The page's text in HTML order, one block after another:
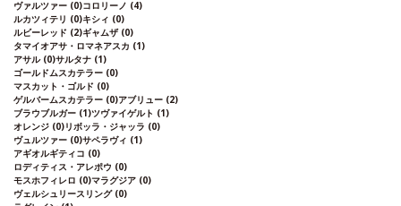
ヴァルツァー (0)コロリーノ (4)
ルカツィテリ (0)キシィ (0)
ルビーレッド (2)ギャムザ (0)
タマイオアサ・ロマネアスカ (1)
アサル (0)サルタナ (1)
ゴールドムスカテラー (0)
マスカット・ゴルド (0)
ゲルバームスカテラー (0)アブリュー (2)
ブラウブルガー (1)ツヴァイゲルト (1)
オレンジ (0)リボッラ・ジャッラ (0)
ヴュルツァー (0)サペラヴィ (1)
アギオルギティコ (0)
ロディティス・アレポウ (0)
モスホフィレロ (0)マラグジア (0)
ヴェルシュリースリング (0)